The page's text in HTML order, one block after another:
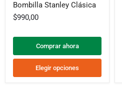
Bombilla Stanley Clásica
$990,00
Comprar ahora
Elegir opciones